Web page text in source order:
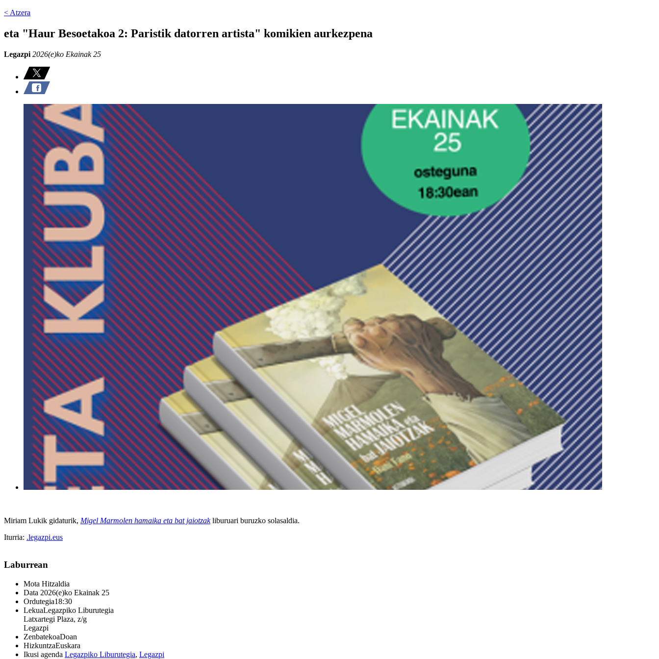
< Atzera
eta "Haur Besoetakoa 2: Paristik datorren artista" komikien aurkezpena
Legazpi 2026(e)ko Ekainak 25
Miriam Lukik gidaturik, Migel Marmolen hamaika eta bat jaiotzakliburuari buruzko solasaldia.
Iturria: .legazpi.eus
Laburrean
Mota Hitzaldia
Data 2026(e)ko Ekainak 25
Ordutegia18:30
LekuaLegazpiko Liburutegia
Latxartegi Plaza, z/g
Legazpi
ZenbatekoaDoan
HizkuntzaEuskara
Ikusi agenda Legazpiko Liburutegia, Legazpi